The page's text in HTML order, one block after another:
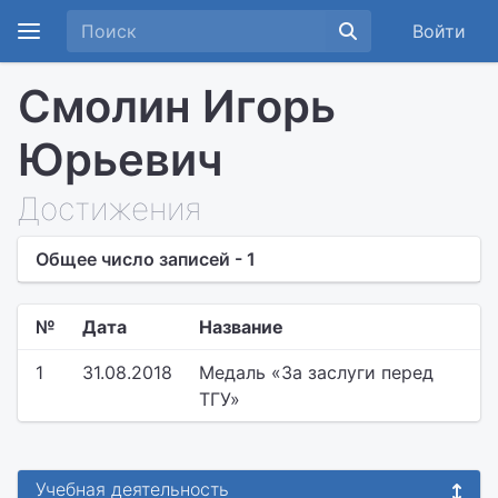
Войти
Смолин Игорь
Юрьевич
Достижения
Общее число записей - 1
№ Дата Название
1 31.08.2018
Медаль «За заслуги перед
ТГУ»
Учебная деятельность